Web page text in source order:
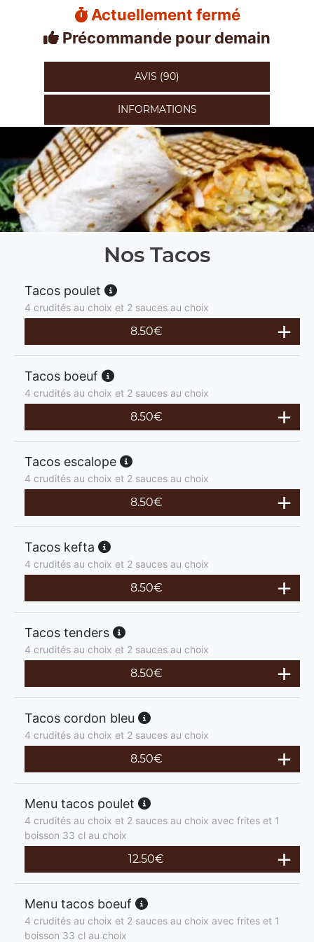
Actuellement fermé
Précommande pour demain
AVIS (90)
INFORMATIONS
Nos Tacos
Tacos poulet
4 crudités au choix et 2 sauces au choix
8.50€
Tacos boeuf
4 crudités au choix et 2 sauces au choix
8.50€
Tacos escalope
4 crudités au choix et 2 sauces au choix
8.50€
Tacos kefta
4 crudités au choix et 2 sauces au choix
8.50€
Tacos tenders
4 crudités au choix et 2 sauces au choix
8.50€
Tacos cordon bleu
4 crudités au choix et 2 sauces au choix
8.50€
Menu tacos poulet
4 crudités au choix et 2 sauces au choix avec frites et 1
boisson 33 cl au choix
12.50€
Menu tacos boeuf
4 crudités au choix et 2 sauces au choix avec frites et 1
boisson 33 cl au choix